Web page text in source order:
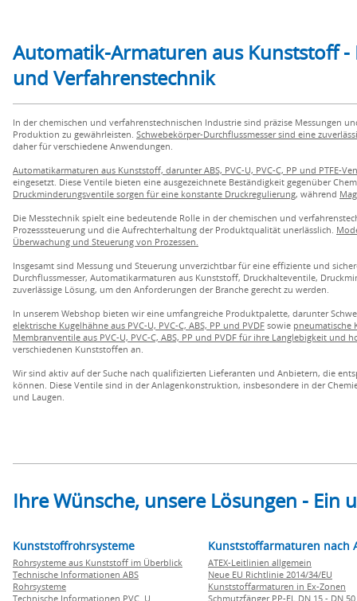
Automatik-Armaturen aus Kunststoff -
und Verfahrenstechnik
In der chemischen und verfahrenstechnischen Industrie sind präzise Messungen
Produktion zu gewährleisten. Schwebekörper-Durchflussmesser sind eine
daher für verschiedene Anwendungen.
Automatikarmaturen aus Kunststoff, darunter ABS, PVC-U, PVC-C, PP und PTFE-
eingesetzt. Diese Ventile bieten eine ausgezeichnete Beständigkeit gegenüber
Druckminderungsventile sorgen für eine konstante Druckregulierung, während
Die Messtechnik spielt eine bedeutende Rolle in der chemischen und
Prozesssteuerung und die Aufrechterhaltung der Produktqualität unerlässlich.
Überwachung und Steuerung von Prozessen.
Insgesamt sind Messung und Steuerung unverzichtbar für eine effiziente und
Durchflussmesser, Automatikarmaturen aus Kunststoff, Druckhalteventile,
zuverlässige Lösung, um den Anforderungen der Branche gerecht zu werden.
In unserem Webshop bieten wir eine umfangreiche Produktpalette, darunter
elektrische Kugelhähne aus PVC-U, PVC-C, ABS, PP und PVDF sowie pneumatische
Membranventile aus PVC-U, PVC-C, ABS, PP und PVDF für ihre Langlebigkeit und
verschiedenen Kunststoffen an.
Wir sind aktiv auf der Suche nach qualifizierten Lieferanten und Anbietern, die
können. Diese Ventile sind in der Anlagenkonstruktion, insbesondere in der
und Laugen.
Ihre Wünsche, unsere Lösungen -
Kunststoffrohrsysteme
Rohrsysteme aus Kunststoff im Überblick
Technische Informationen ABS
Rohrsysteme
Technische Informationen PVC U
Kunststoffarmaturen nach
ATEX-Leitlinien allgemein
Neue EU Richtlinie 2014/34/EU
Kunststoffarmaturen in Ex-Zonen
Schmutzfänger PP-EL DN 15 - DN 50